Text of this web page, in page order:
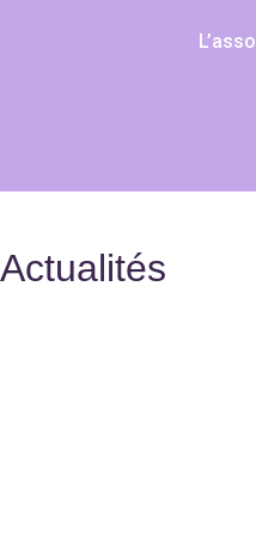
L’asso
Actualités